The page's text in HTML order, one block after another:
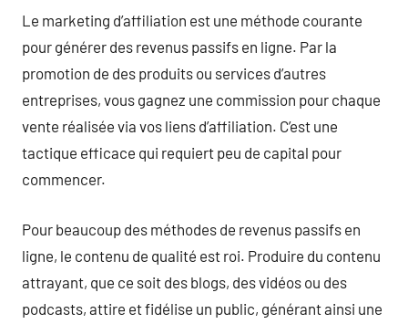
Le marketing d’affiliation est une méthode courante
pour générer des revenus passifs en ligne. Par la
promotion de des produits ou services d’autres
entreprises, vous gagnez une commission pour chaque
vente réalisée via vos liens d’affiliation. C’est une
tactique efficace qui requiert peu de capital pour
commencer.
Pour beaucoup des méthodes de revenus passifs en
ligne, le contenu de qualité est roi. Produire du contenu
attrayant, que ce soit des blogs, des vidéos ou des
podcasts, attire et fidélise un public, générant ainsi une